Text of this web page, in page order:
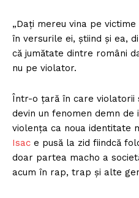
„Dați mereu vina pe
în versurile ei, știind și ea,
că jumătate dintre români
nu pe violator.
Într-o țară în care violatorii
devin un fenomen demn de
violența ca noua identitate
Isac e pusă la zid fiindcă
doar partea macho a
acum în rap, trap și alte